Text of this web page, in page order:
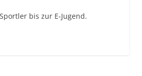
bis zur E-Jugend.